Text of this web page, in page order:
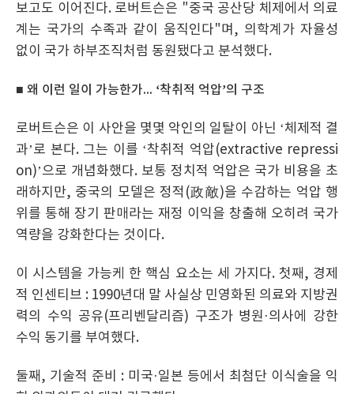
보고도 이어진다. 로버트슨은 "중국 공산당 체제에서 의료
계는 국가의 수족과 같이 움직인다"며, 의학계가 자율성
없이 국가 하부조직처럼 동원됐다고 분석했다.
■ 왜 이런 일이 가능한가... ‘착취적 억압’의 구조
로버트슨은 이 사안을 몇몇 악인의 일탈이 아닌 ‘체제적 결
과’로 본다. 그는 이를 ‘착취적 억압(extractive repressi
on)’으로 개념화했다. 보통 정치적 억압은 국가 비용을 초
래하지만, 중국의 모델은 정적(政敵)을 수감하는 억압 행
위를 통해 장기 판매라는 재정 이익을 창출해 오히려 국가
역량을 강화한다는 것이다.
이 시스템을 가능케 한 핵심 요소는 세 가지다. 첫째, 경제
적 인센티브 : 1990년대 말 사실상 민영화된 의료와 지방권
력의 수익 공유(프리벤달리즘) 구조가 병원·의사에 강한
수익 동기를 부여했다.
둘째, 기술적 준비 : 미국·일본 등에서 최첨단 이식술을 익